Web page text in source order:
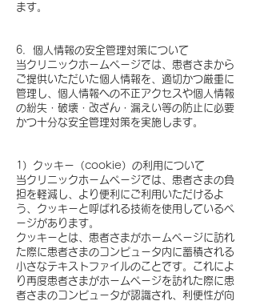
ます。
6．個人情報の安全管理対策について
当クリニックホームページでは、患者さまから
ご提供いただいた個人情報を、適切かつ厳重に
管理し、個人情報への不正アクセスや個人情報
の紛失・破壊・改ざん・漏えい等の防止に必要
かつ十分な安全管理対策を実施します。
1）クッキー（cookie）の利用について
当クリニックホームページでは、患者さまの負
担を軽減し、より便利にご利用いただけるよ
う、クッキーと呼ばれる技術を使用しているペ
ージがあります。
クッキーとは、患者さまがホームページに訪れ
た際に患者さまのコンピュータ内に蓄積される
小さなテキストファイルのことです。これによ
り再度患者さまがホームページを訪れた際に患
者さまのコンピュータが認識され、利便性が向